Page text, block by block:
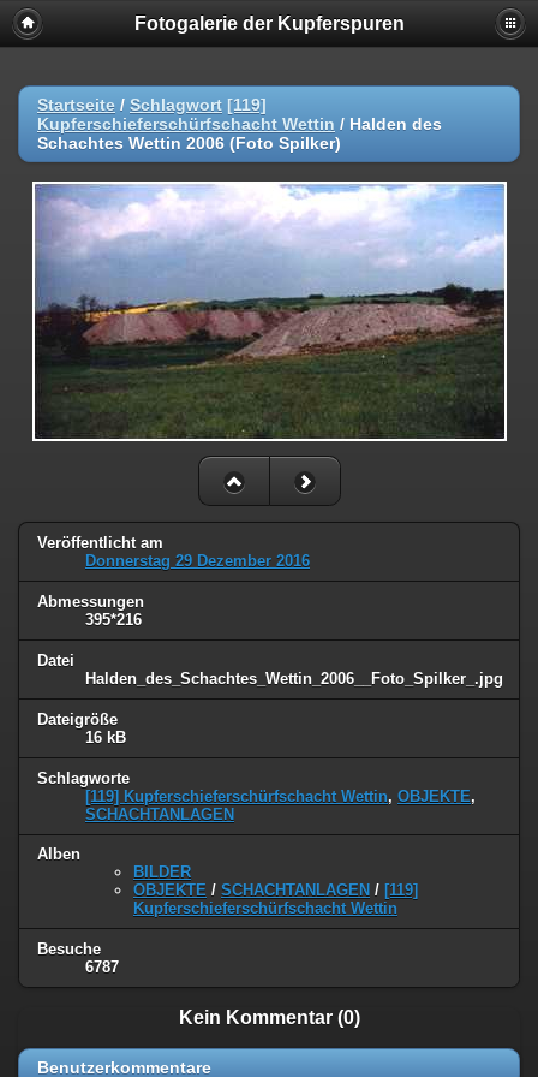
Fotogalerie der Kupferspuren
Startseite / Schlagwort [119]
Kupferschieferschürfschacht Wettin / Halden des
Schachtes Wettin 2006 (Foto Spilker)
Veröffentlicht am
Donnerstag 29 Dezember 2016
Abmessungen
395*216
Datei
Halden_des_Schachtes_Wettin_2006__Foto_Spilker_.jpg
Dateigröße
16 kB
Schlagworte
[119] Kupferschieferschürfschacht Wettin, OBJEKTE,
SCHACHTANLAGEN
Alben
BILDER
OBJEKTE / SCHACHTANLAGEN / [119]
Kupferschieferschürfschacht Wettin
Besuche
6787
Kein Kommentar (0)
Benutzerkommentare